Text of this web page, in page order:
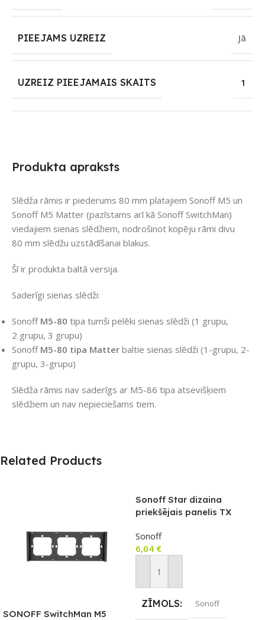
Produkta apraksts
Slēdža rāmis ir piederums 80 mm platajiem Sonoff M5 un
Sonoff M5 Matter (pazīstams arī kā Sonoff SwitchMan)
viedajiem sienas slēdžiem, nodrošinot kopēju rāmi divu
80 mm slēdžu uzstādīšanai blakus.
Šī ir produkta baltā versija.
Saderīgi sienas slēdži:
Sonoff M5-80 tipa tumši pelēki sienas slēdži (1 grupu,
2 grupu, 3 grupu)
Sonoff M5-80 tipa Matter baltie sienas slēdži (1-grupu, 2-
grupu, 3-grupu)
Slēdža rāmis nav saderīgs ar M5-86 tipa atsevišķiem
slēdžiem un nav nepieciešams tiem.
PIEEJAMS UZREIZ Jā
UZREIZ PIEEJAMAIS SKAITS 1
Related Products
SONOFF SwitchMan M5
Sonoff Star dizaina
priekšējais panelis TX
slēdzim
Sonoff
6,04 €
Pievienot Grozam
ZĪMOLS Sonoff